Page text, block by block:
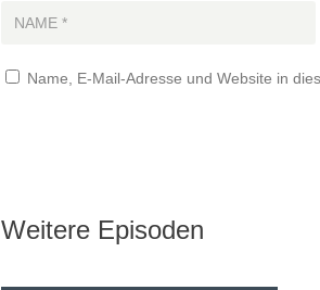
Name, E-Mail-Adresse und Website in
Weitere Episoden